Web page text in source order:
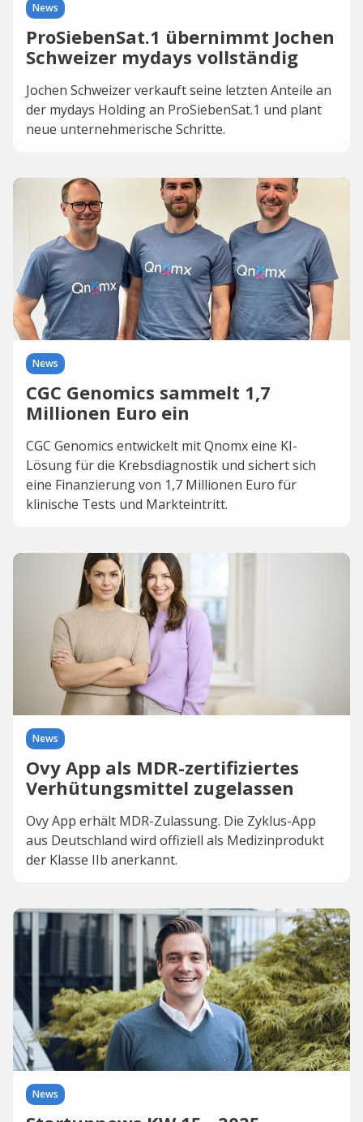
News
ProSiebenSat.1 übernimmt Jochen
Schweizer mydays vollständig
Jochen Schweizer verkauft seine letzten Anteile an
der mydays Holding an ProSiebenSat.1 und plant
neue unternehmerische Schritte.
News
CGC Genomics sammelt 1,7
Millionen Euro ein
CGC Genomics entwickelt mit Qnomx eine KI-
Lösung für die Krebsdiagnostik und sichert sich
eine Finanzierung von 1,7 Millionen Euro für
klinische Tests und Markteintritt.
News
Ovy App als MDR-zertifiziertes
Verhütungsmittel zugelassen
Ovy App erhält MDR-Zulassung. Die Zyklus-App
aus Deutschland wird offiziell als Medizinprodukt
der Klasse IIb anerkannt.
News